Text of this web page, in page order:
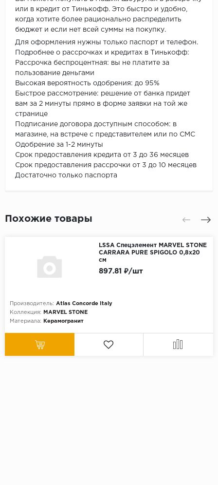
или в кредит от Тинькофф. Это быстро и удобно,
когда хотите более рационально распределить
бюджет и если нет всей суммы на покупку.
Для оформления нужны только паспорт и телефон.
Подробнее о рассрочках и кредитах в Тинькофф:
Рассрочка беспроцентная: вы не платите за
пользование деньгами
Высокая вероятность одобрения: до 95%
Быстрое рассмотрение: решение от банка придет
вам за 2 минуты прямо в форме заявки на той же
странице
Подписание договора доступным способом: в
магазине, на встрече с представителем или по СМС
Одобрение за 1-2 минуты
Срок предоставления кредита от 3 до 36 месяцев
Срок предоставления рассрочки от 3 до 10 месяцев
Достаточно только паспорта
Похожие товары
LSSA Спецэлемент MARVEL STONE
CARRARA PURE SPIGOLO 0,8x20
см
Производитель: Atlas Concorde Italy
Коллекция:
MARVEL STONE
Материала:
Керамогранит
897.81 ₽/шт